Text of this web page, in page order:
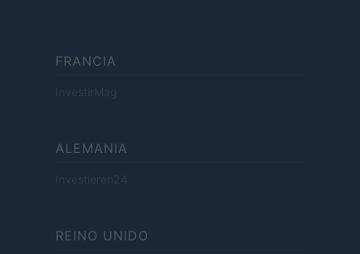
FRANCIA
InvestirMag
ALEMANIA
Investieren24
REINO UNIDO